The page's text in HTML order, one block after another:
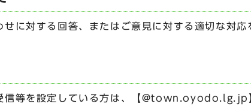
せに対する回答、またはご意見に対する適切な対
信等を設定している方は、【@town.oyodo.lg.jp